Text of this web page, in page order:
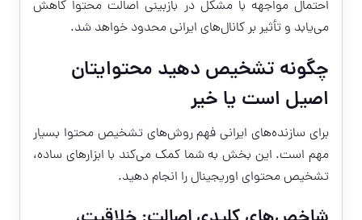
احتمال مواجهه با مشکل در بازبینی اصالت محتوا کاهش
می‌یابد و تأثیر بر کانال‌های ایرانی محدود خواهد شد.
چگونه تشخیص دهید محتوایتان
اصیل است یا خیر
برای سازنده‌های ایرانی فهم روش‌های تشخیص محتوا بسیار
مهم است. این بخش به شما کمک می‌کند با ابزارهای ساده،
تشخیص محتوای اوریجینال را انجام دهید.